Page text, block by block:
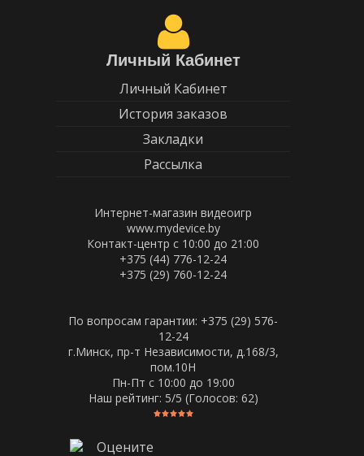
Личный Кабинет
Личный Кабинет
История заказов
Закладки
Рассылка
Интернет-магазин видеоигр
www.mydevice.by
Контакт-центр с 10:00 до 21:00
+375 (44) 776-12-24
+375 (29) 760-12-24
По вопросам гарантии: +375 (29) 576-
12-24
г.Минск, пр-т Независимости, д.168/3,
пом.10Н
Пн-Пт c 10:00 до 19:00
Наш рейтинг: 5/5 (Голосов: 62)